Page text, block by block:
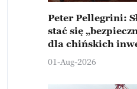
Peter Pellegrini:
stać się
dla chińskich
Europejskiej
01-Aug-2026